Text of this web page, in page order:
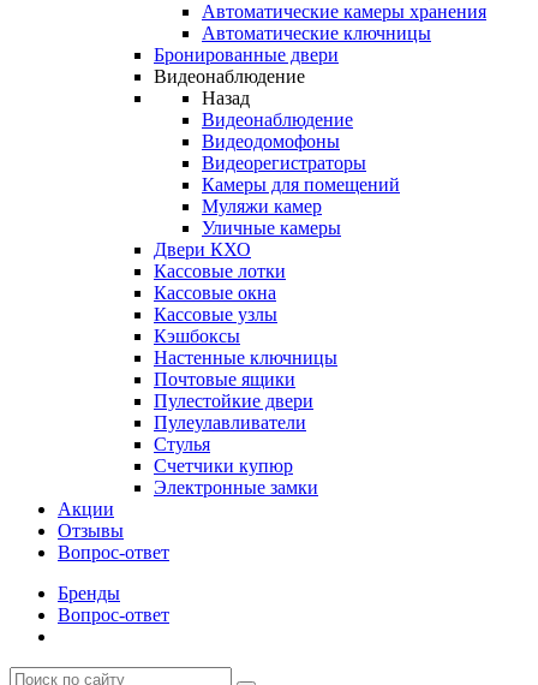
Автоматические камеры хранения
Автоматические ключницы
Бронированные двери
Видеонаблюдение
Назад
Видеонаблюдение
Видеодомофоны
Видеорегистраторы
Камеры для помещений
Муляжи камер
Уличные камеры
Двери КХО
Кассовые лотки
Кассовые окна
Кассовые узлы
Кэшбоксы
Настенные ключницы
Почтовые ящики
Пулестойкие двери
Пулеулавливатели
Стулья
Счетчики купюр
Электронные замки
Акции
Отзывы
Вопрос-ответ
Бренды
Вопрос-ответ